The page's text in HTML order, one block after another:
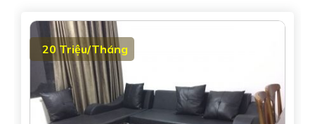
20 Triệu/Tháng